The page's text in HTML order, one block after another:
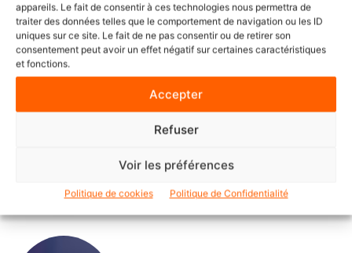
appareils. Le fait de consentir à ces technologies nous permettra de
traiter des données telles que le comportement de navigation ou les ID
uniques sur ce site. Le fait de ne pas consentir ou de retirer son
consentement peut avoir un effet négatif sur certaines caractéristiques
et fonctions.
Accepter
Refuser
Voir les préférences
Politique de cookies Politique de Confidentialité
POINTS DE VUE
Le Mode IA de Google, ou le Shadow
Veeam nomme Marc Dollois au poste
de Country Leader pour la France et
l’Afrique francophone